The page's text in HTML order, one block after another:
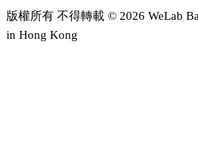
版權所有 不得轉載 © 2026 WeLab
in Hong Kong